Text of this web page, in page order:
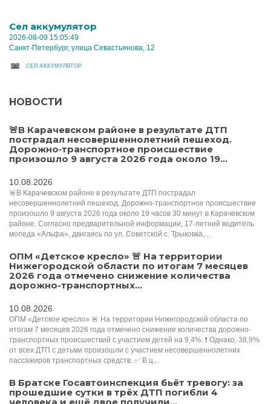
Cел аккумулятор
2026-08-09 15:05:49
Санкт-Петербург, улица Севастьянова, 12
CЕЛ АККУМУЛЯТОР
НОВОСТИ
🚨В Карачевском районе в результате ДТП
пострадал несовершеннолетний пешеход.
Дорожно‑транспортное происшествие
произошло 9 августа 2026 года около 19...
10.08.2026
🚨В Карачевском районе в результате ДТП пострадал
несовершеннолетний пешеход. Дорожно‑транспортное происшествие
произошло 9 августа 2026 года около 19 часов 30 минут в Карачевском
районе. Согласно предварительной информации, 17‑летний водитель
мопеда «Альфа», двигаясь по ул. Советской с. Трыковка,...
ОПМ «Детское кресло» 🚨 На территории
Нижегородской области по итогам 7 месяцев
2026 года отмечено снижение количества
дорожно-транспортных...
10.08.2026
ОПМ «Детское кресло» 🚨 На территории Нижегородской области по
итогам 7 месяцев 2026 года отмечено снижение количества дорожно-
транспортных происшествий с участием детей на 9,4%. ❗️ Однако, 38,9%
от всех ДТП с детьми произошли с участием несовершеннолетних
пассажиров транспортных средств. ✅ В ц...
В Братске Госавтоинспекция бьёт тревогу: за
прошедшие сутки в трёх ДТП погибли 4